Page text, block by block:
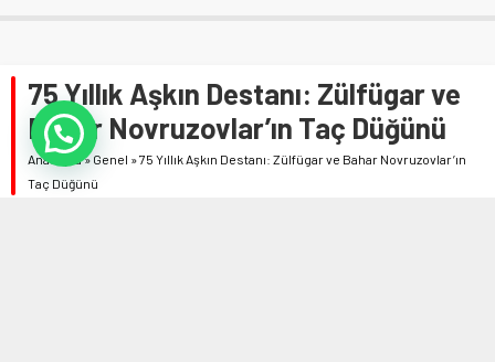
75 Yıllık Aşkın Destanı: Zülfügar ve
Bahar Novruzovlar’ın Taç Düğünü
Anasayfa» Genel »75 Yıllık Aşkın Destanı: Zülfügar ve Bahar Novruzovlar’ın
Taç Düğünü